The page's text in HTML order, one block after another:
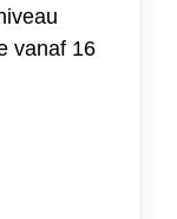
vanaf 16